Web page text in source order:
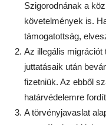
Szigorodnának a
követelmények is.
támogatottság,
Az illegális
juttatásaik után
fizetniük. Az ebből
határvédelemre
A törvényjavaslat